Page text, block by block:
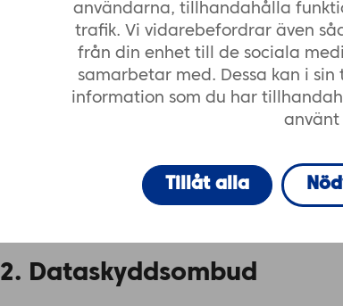
användarna, tillhandahålla
trafik. Vi vidarebefordrar även
från din enhet till de sociala
samarbetar med. Dessa kan i
information som du har
använt
Tillåt alla
1. Registeransvarig
Tiera Oy – Kommunernas Tiera Ab
Märaholmsgatan 1
2. Dataskyddsombud